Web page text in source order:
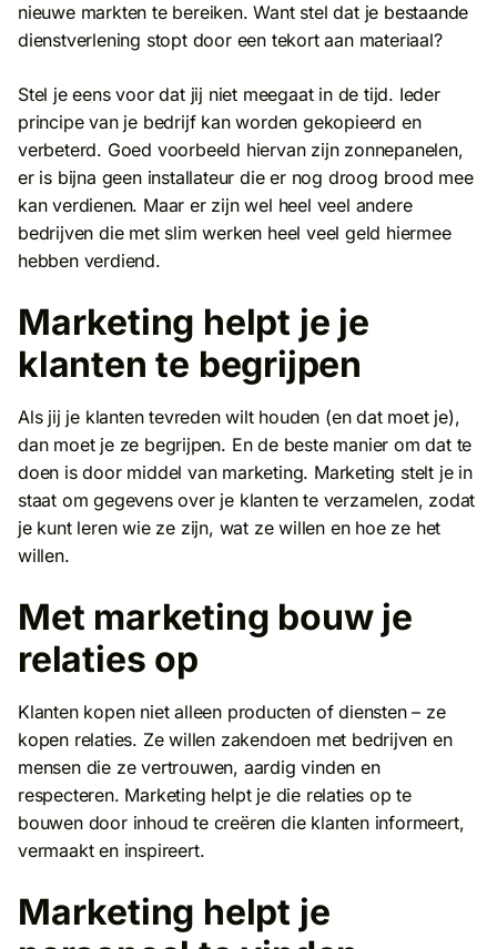
nieuwe markten te bereiken. Want stel dat je bestaande
dienstverlening stopt door een tekort aan materiaal?
Stel je eens voor dat jij niet meegaat in de tijd. Ieder
principe van je bedrijf kan worden gekopieerd en
verbeterd. Goed voorbeeld hiervan zijn zonnepanelen,
er is bijna geen installateur die er nog droog brood mee
kan verdienen. Maar er zijn wel heel veel andere
bedrijven die met slim werken heel veel geld hiermee
hebben verdiend.
Marketing helpt je je
klanten te begrijpen
Als jij je klanten tevreden wilt houden (en dat moet je),
dan moet je ze begrijpen. En de beste manier om dat te
doen is door middel van marketing. Marketing stelt je in
staat om gegevens over je klanten te verzamelen, zodat
je kunt leren wie ze zijn, wat ze willen en hoe ze het
willen.
Met marketing bouw je
relaties op
Klanten kopen niet alleen producten of diensten – ze
kopen relaties. Ze willen zakendoen met bedrijven en
mensen die ze vertrouwen, aardig vinden en
respecteren. Marketing helpt je die relaties op te
bouwen door inhoud te creëren die klanten informeert,
vermaakt en inspireert.
Marketing helpt je